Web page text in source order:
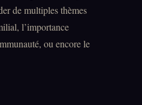
de multiples thèmes
l’importance
ou encore le